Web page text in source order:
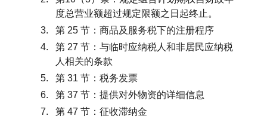
度总营业额超过规定限额之日起终止。
第 25 节：商品及服务税下的注册程序
第 27 节：与临时应纳税人和非居民应纳税
人相关的条款
第 31 节：税务发票
第 37 节：提供对外物资的详细信息
第 47 节：征收滞纳金